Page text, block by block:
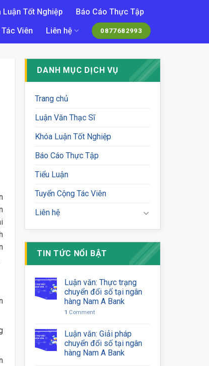
Luận Tốt Nghiệp
Báo Cáo Thực Tập
Viên Liên hệ 0877682993
DANH MỤC DỊCH VỤ
Trang chủ
Luận Văn Thạc Sĩ
Khóa Luận Tốt Nghiệp
Báo Cáo Thực Tập
Tiểu Luận
Tuyển Cộng Tác Viên
Liên hệ
TIN TỨC NỔI BẬT
Luận văn: Thực trạng
chuyển đổi số tại ngân
hàng Nam A Bank
1 Comment
Luận văn: Giải pháp
chuyển đổi số tại ngân
hàng Nam A Bank